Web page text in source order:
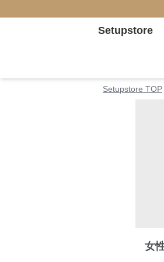
Setupstore
Setupstore TOP
女